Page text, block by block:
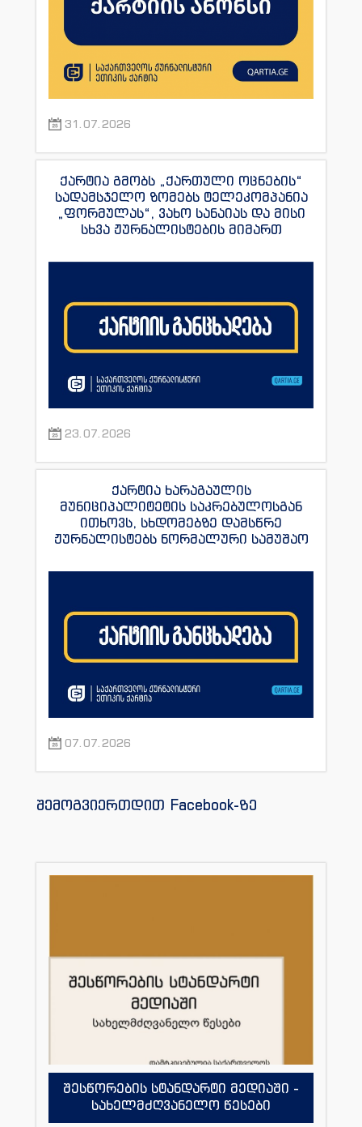
31.07.2026
ქარტია გმობს „ქართული ოცნების“
სადამსჯელო ზომებს ტელეკომპანია
„ფორმულას“, ვახო სანაიას და მისი
სხვა ჟურნალისტების მიმართ
23.07.2026
ქარტია ხარაგაულის
მუნიციპალიტეტის საკრებულოსგან
ითხოვს, სხდომებზე დამსწრე
ჟურნალისტებს ნორმალური სამუშაო
07.07.2026
შემოგვიერთდით Facebook-ზე
შესწორების სტანდარტი მედიაში -
სახელმძღვანელო წესები